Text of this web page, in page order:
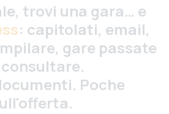
le, trovi una gara… e
ss: capitolati, email,
mpilare, gare passate
consultare.
ocumenti. Poche
ull'oferta.